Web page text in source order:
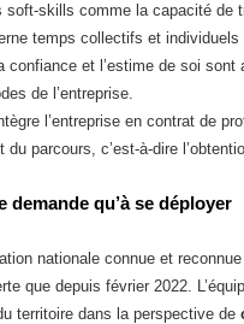
soft-skills comme la capacité de
temps collectifs et
confiance et l’estime de soi
de l’entreprise.
l’entreprise en contrat de
du parcours, c’est-à-dire
demande qu’à se déployer
nationale connue et
que depuis février 2022.
territoire dans la perspective de